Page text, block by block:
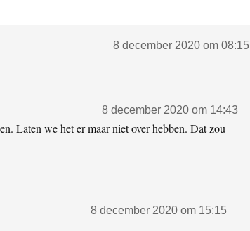
8 december 2020 om 08:15
8 december 2020 om 14:43
Laten we het er maar niet over hebben. Dat zou
8 december 2020 om 15:15